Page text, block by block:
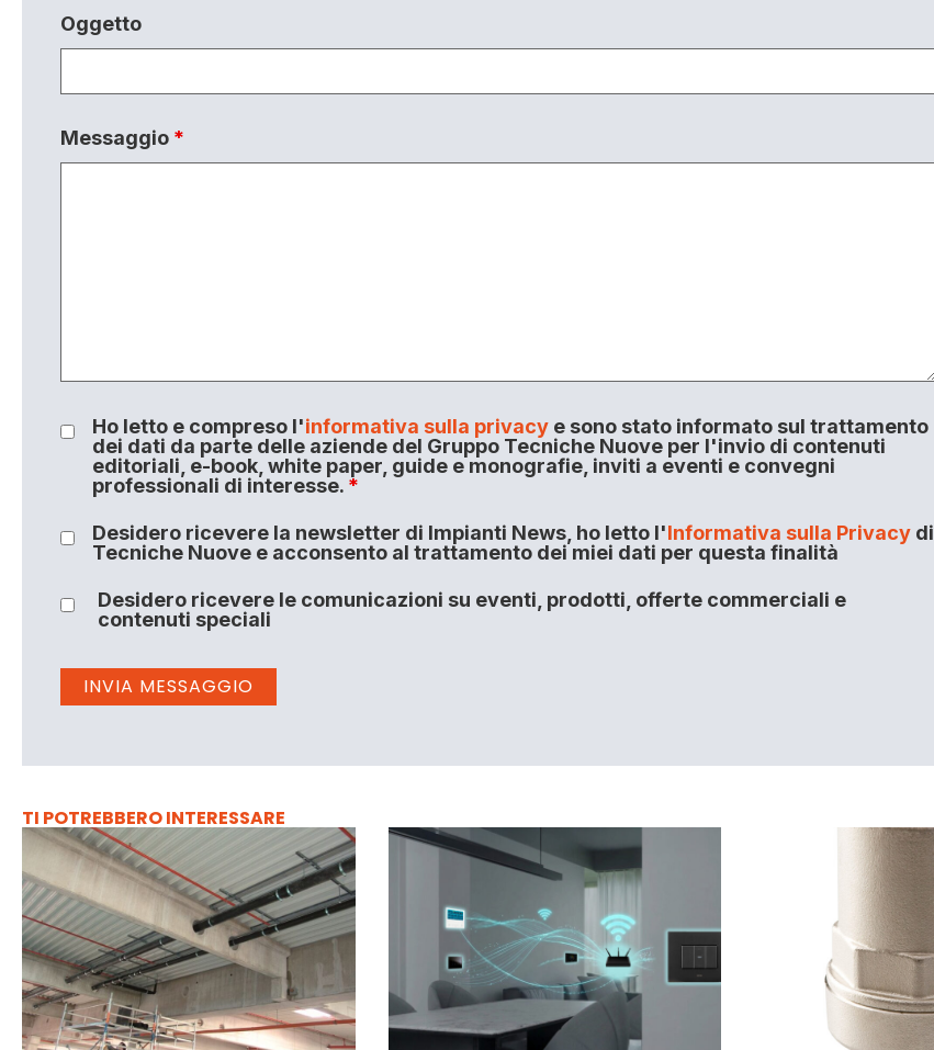
Oggetto
Messaggio *
Ho letto e compreso l'informativa sulla privacye sono stato informato sul trattamento
dei dati da parte delle aziende del Gruppo Tecniche Nuove per l'invio di contenuti
editoriali, e-book, white paper, guide e monografie, inviti a eventi e convegni
professionali di interesse. *
Desidero ricevere la newsletter di Impianti News, ho letto l'Informativa sulla Privacydi
Tecniche Nuove e acconsento al trattamento dei miei dati per questa finalità
Desidero ricevere le comunicazioni su eventi, prodotti, offerte commerciali e
contenuti speciali
TI POTREBBERO INTERESSARE